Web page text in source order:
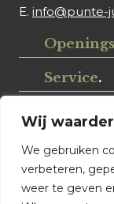
Wij
We gebruiken
verbeteren,
weer te geven
E. info@punte-
Service.
Volg ons